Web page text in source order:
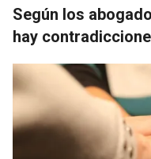
Según los
hay